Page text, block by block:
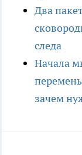
Два
следа
Начала
зачем